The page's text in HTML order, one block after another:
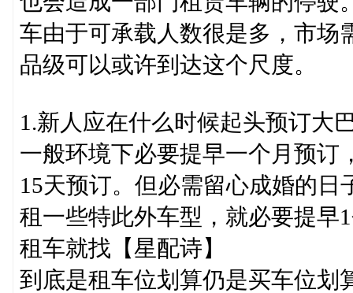
车由于可承载人数很是多，市场
品级可以或许到达这个尺度。
1.新人应在什么时候起头预订大
一般环境下必要提早一个月预订
15天预订。但必需留心成婚的
租一些特此外车型，就必要提早
租车就找【星配诗】
到底是租车位划算仍是买车位划